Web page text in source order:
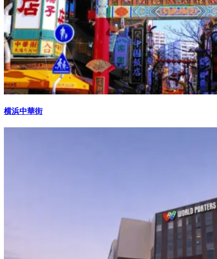
横浜中華街